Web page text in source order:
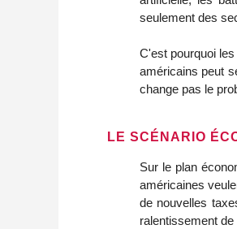
seulement des
C'est pourquoi
américains peut
change pas le
LE SCÉNARIO
Sur le plan
américaines
de nouvelles
ralentissement